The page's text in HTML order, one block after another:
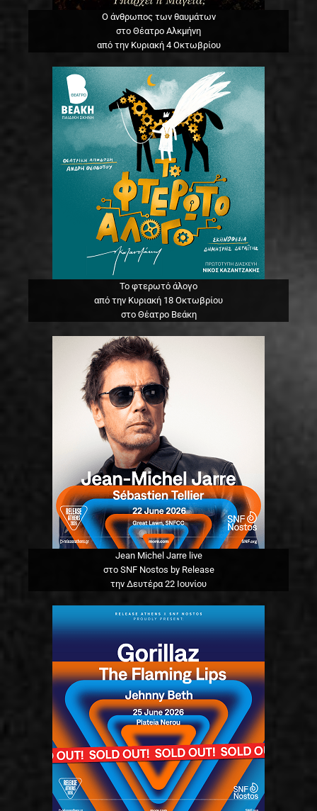
Ο άνθρωπος των θαυμάτων
στο Θέατρο Αλκμήνη
από την Κυριακή 4 Οκτωβρίου
Το φτερωτό άλογο
από την Κυριακή 18 Οκτωβρίου
στο Θέατρο Βεάκη
Jean Michel Jarre live
στο SNF Nostos by Release
την Δευτέρα 22 Ιουνίου